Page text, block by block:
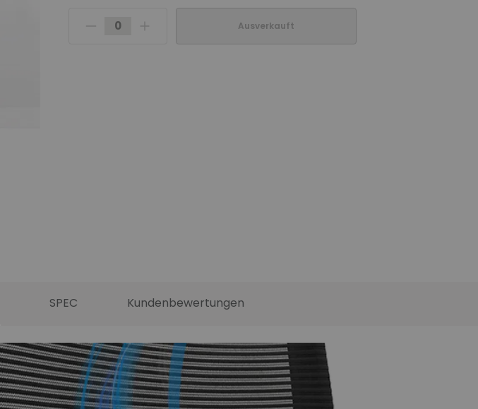
Ausverkauft
SPEC Kundenbewertungen